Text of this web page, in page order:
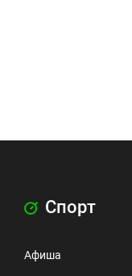
Спорт
Афиша